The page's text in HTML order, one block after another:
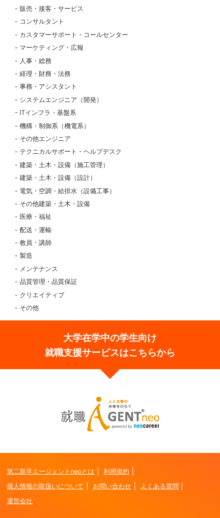
販売・接客・サービス
コンサルタント
カスタマーサポート・コールセンター
マーケティング・広報
人事・総務
経理・財務・法務
事務・アシスタント
システムエンジニア（開発）
ITインフラ・基盤系
機構・制御系（機電系）
その他エンジニア
テクニカルサポート・ヘルプデスク
建築・土木・設備（施工管理）
建築・土木・設備（設計）
電気・空調・給排水（設備工事）
その他建築・土木・設備
医療・福祉
配送・運輸
教員・講師
製造
メンテナンス
品質管理・品質保証
クリエイティブ
その他
大学在学中の学生向け
就職支援サービスはこちらから
第二新卒エージェントneoとは
利用規約
個人情報の取扱いについて
お問い合わせ
よくある質問
運営会社